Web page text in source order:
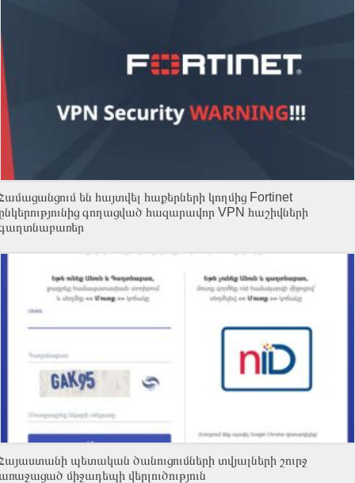
են հայտվել հաքերների կողմից Fortinet
գողացված հազարավոր VPN հաշիվների
պետական ծանուցումների տվյալների շուրջ
միջադեպի վերլուծություն